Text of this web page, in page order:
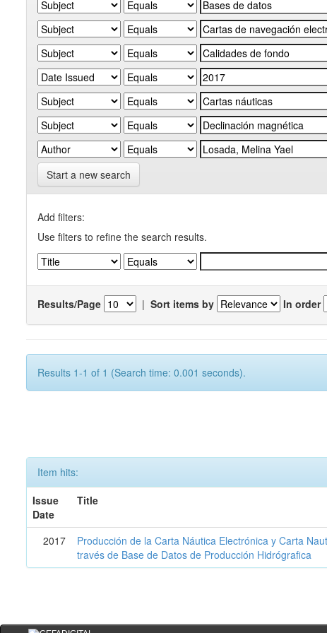
Start a new search
Add filters:
Use filters to refine the search results.
Results/Page | Sort items by In order
Results 1-1 of 1 (Search time: 0.001 seconds).
Item hits:
Issue
Date
Title
2017
Producción de la Carta Náutica Electrónica y Carta
través de Base de Datos de Producción Hidrógrafica